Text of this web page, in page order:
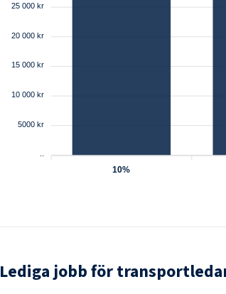
25 000 kr
20 000 kr
15 000 kr
10 000 kr
5000 kr
10%
Lediga jobb för